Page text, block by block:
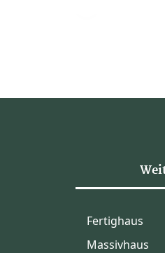
Fertighaus
Massivhaus